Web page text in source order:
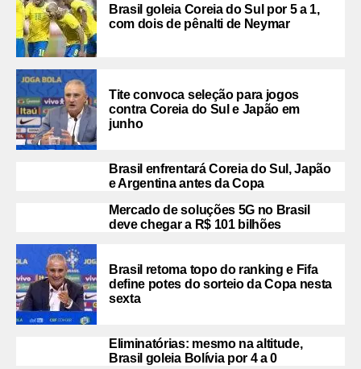
Brasil goleia Coreia do Sul por 5 a 1,
com dois de pênalti de Neymar
Tite convoca seleção para jogos
contra Coreia do Sul e Japão em
junho
Brasil enfrentará Coreia do Sul, Japão
e Argentina antes da Copa
Mercado de soluções 5G no Brasil
deve chegar a R$ 101 bilhões
Brasil retoma topo do ranking e Fifa
define potes do sorteio da Copa nesta
sexta
Eliminatórias: mesmo na altitude,
Brasil goleia Bolívia por 4 a 0